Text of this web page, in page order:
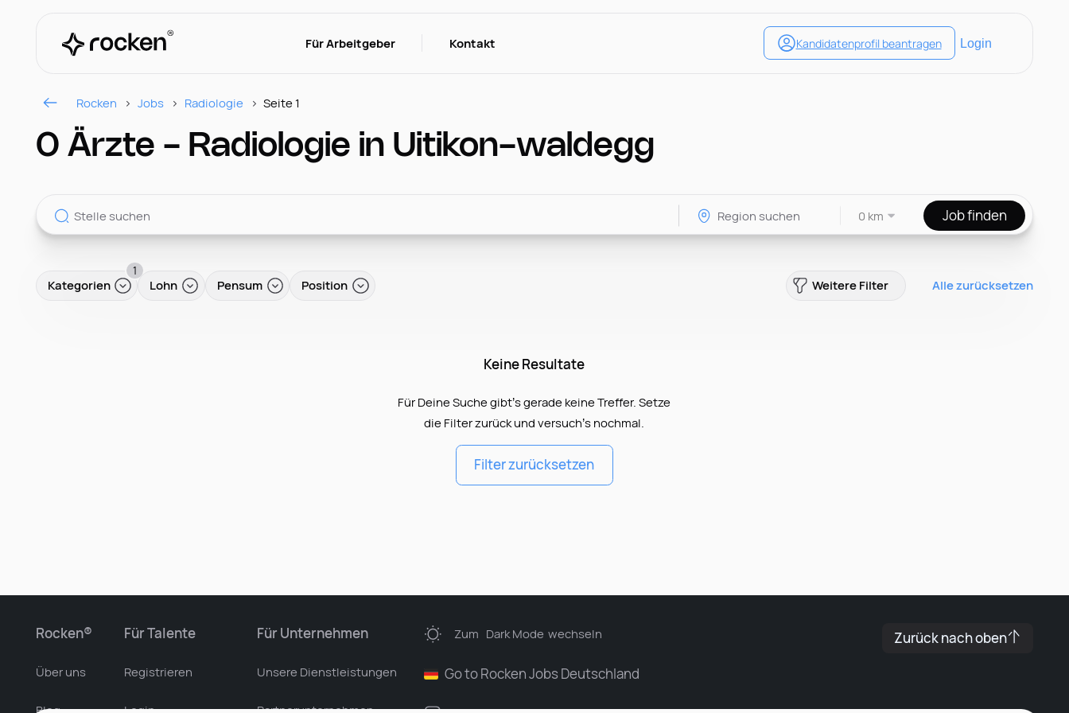
Für Arbeitgeber Kontakt
Rocken Jobs Radiologie Seite 1
0 Ärzte - Radiologie in Uitikon-waldegg
0 km Job finden
Kategorien
1
Lohn Pensum Position Weitere Filter Alle zurücksetzen
Keine Resultate
Für Deine Suche gibt’s gerade keine Treffer. Setze
die Filter zurück und versuch’s nochmal.
Filter zurücksetzen
Rocken®
Über uns
Für Talente
Registrieren
Für Unternehmen
Unsere Dienstleistungen
Zum Dark Mode wechseln
Go to Rocken Jobs Deutschland
Zurück nach oben